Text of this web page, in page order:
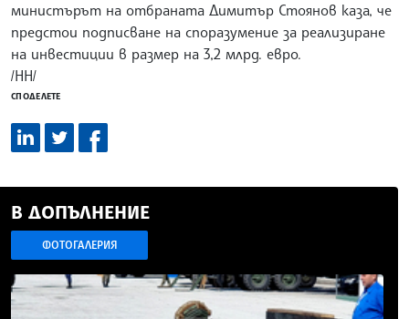
министърът на отбраната Димитър Стоянов каза, че
предстои подписване на споразумение за реализиране
на инвестиции в размер на 3,2 млрд. евро.
/НН/
СПОДЕЛЕТЕ
В ДОПЪЛНЕНИЕ
ФОТОГАЛЕРИЯ